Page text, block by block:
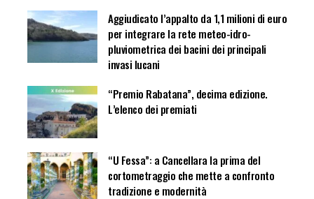
Aggiudicato l’appalto da 1,1 milioni di euro
per integrare la rete meteo-idro-
pluviometrica dei bacini dei principali
invasi lucani
“Premio Rabatana”, decima edizione.
L’elenco dei premiati
“U Fessa”: a Cancellara la prima del
cortometraggio che mette a confronto
tradizione e modernità